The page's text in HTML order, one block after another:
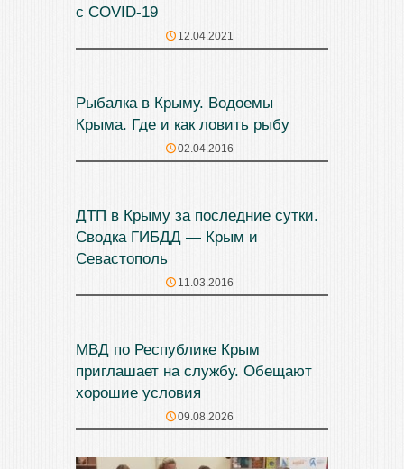
с COVID-19
12.04.2021
Рыбалка в Крыму. Водоемы
Крыма. Где и как ловить рыбу
02.04.2016
ДТП в Крыму за последние сутки.
Сводка ГИБДД — Крым и
Севастополь
11.03.2016
МВД по Республике Крым
приглашает на службу. Обещают
хорошие условия
09.08.2026